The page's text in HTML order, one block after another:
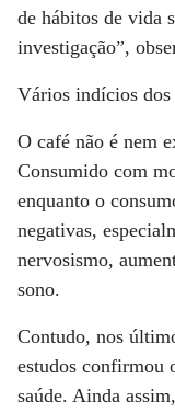
de hábitos de vida
investigação”,
Vários indícios
O café não é nem
Consumido com
enquanto o
negativas,
nervosismo,
sono.
Contudo, nos
estudos confirmou
saúde. Ainda